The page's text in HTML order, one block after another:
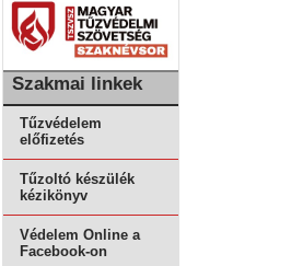
Szakmai linkek
Tűzvédelem
előfizetés
Tűzoltó készülék
kézikönyv
Védelem Online a
Facebook-on